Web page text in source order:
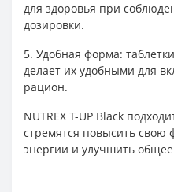
для здоровья при
дозировки.
5. Удобная форма:
делает их удобными для
рацион.
NUTREX T-UP Black
стремятся повысить свою
энергии и улучшить общее